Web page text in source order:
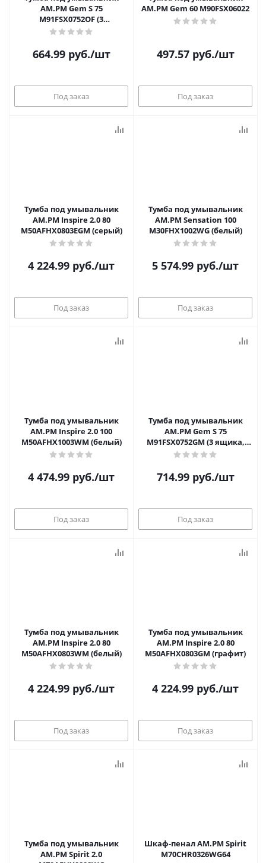
AM.PM Gem S 75
M91FSX0752OF (3
ящика,светлый дуб)
664.99руб./шт
Под заказ
AM.PM Gem 60 M90FSX06022
497.57руб./шт
Под заказ
Тумба под умывальник
AM.PM Inspire 2.0 80
M50AFHX0803EGM (серый)
4 224.99 руб./шт
Под заказ
Тумба под умывальник
AM.PM Sensation 100
M30FHX1002WG (белый)
5 574.99 руб./шт
Под заказ
Тумба под умывальник
AM.PM Inspire 2.0 100
M50AFHX1003WM (белый)
4 474.99 руб./шт
Под заказ
Тумба под умывальник
AM.PM Gem S 75
M91FSX0752GM (3 ящика,
графит)
714.99руб./шт
Под заказ
Тумба под умывальник
AM.PM Inspire 2.0 80
M50AFHX0803WM (белый)
4 224.99 руб./шт
Под заказ
Тумба под умывальник
AM.PM Inspire 2.0 80
M50AFHX0803GM (графит)
4 224.99 руб./шт
Под заказ
Тумба под умывальник
AM.PM Spirit 2.0
Шкаф-пенал AM.PM Spirit
M70CHR0326WG64